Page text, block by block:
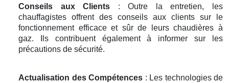
Conseils aux Clients : Outre la entretien, les
chauffagistes offrent des conseils aux clients sur le
fonctionnement efficace et sûr de leurs chaudières à
gaz. Ils contribuent également à informer sur les
précautions de sécurité.
Actualisation des Compétences : Les technologies de